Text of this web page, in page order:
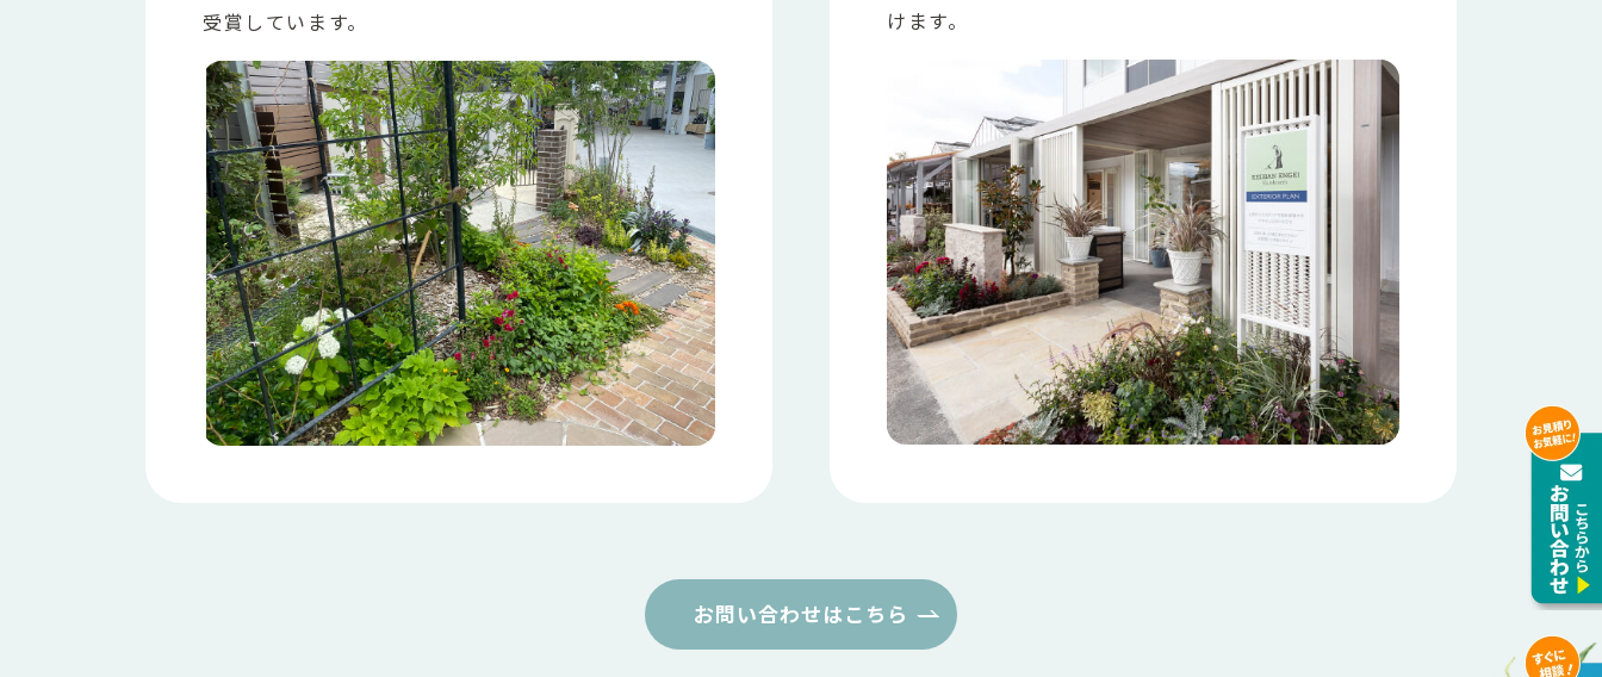
受賞しています。
けます。
お問い合わせはこちら